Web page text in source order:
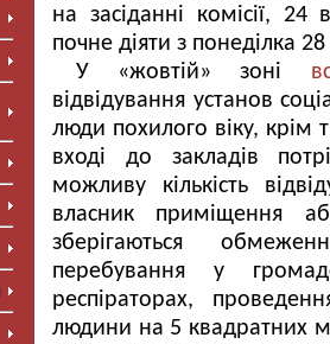
на засіданні комісії,
почне діяти з понеділка
У «жовтій» зоні
відвідування установ
люди похилого віку, крім
вході до закладів
можливу кількість
власник приміщення
зберігаються
перебування у
респіраторах,
людини на 5 квадратних